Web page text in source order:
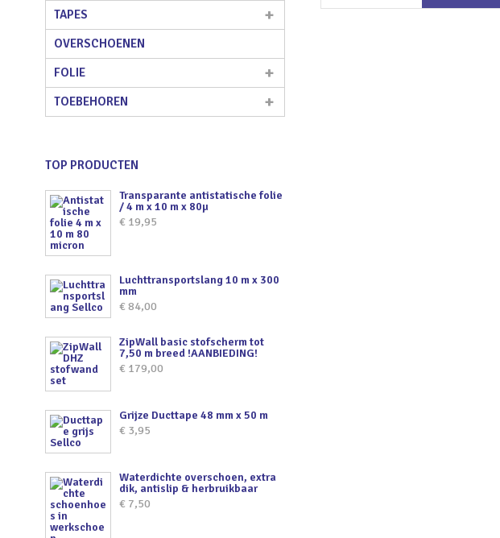
TAPES
OVERSCHOENEN
FOLIE
TOEBEHOREN
TOP PRODUCTEN
Transparante antistatische folie
/ 4 m x 10 m x 80µ
€ 19,95
Luchttransportslang 10 m x 300
mm
€ 84,00
ZipWall basic stofscherm tot
7,50 m breed !AANBIEDING!
€ 179,00
Grijze Ducttape 48 mm x 50 m
€ 3,95
Waterdichte overschoen, extra
dik, antislip & herbruikbaar
€ 7,50